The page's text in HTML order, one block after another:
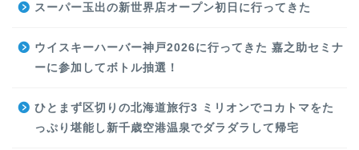
スーパー玉出の新世界店オープン初日に行ってきた
ウイスキーハーバー神戸2026に行ってきた 嘉之助セミナ
ーに参加してボトル抽選！
ひとまず区切りの北海道旅行3 ミリオンでコカトマをた
っぷり堪能し新千歳空港温泉でダラダラして帰宅